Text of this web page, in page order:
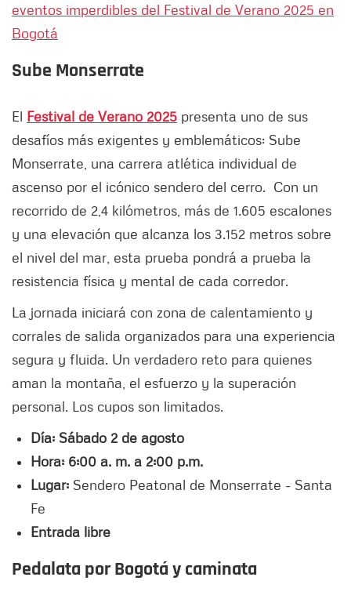
eventos imperdibles del Festival de Verano 2025 en
Bogotá
Sube Monserrate
El Festival de Verano 2025 presenta uno de sus
desafíos más exigentes y emblemáticos: Sube
Monserrate, una carrera atlética individual de
ascenso por el icónico sendero del cerro. Con un
recorrido de 2,4 kilómetros, más de 1.605 escalones
y una elevación que alcanza los 3.152 metros sobre
el nivel del mar, esta prueba pondrá a prueba la
resistencia física y mental de cada corredor.
La jornada iniciará con zona de calentamiento y
corrales de salida organizados para una experiencia
segura y fluida. Un verdadero reto para quienes
aman la montaña, el esfuerzo y la superación
personal. Los cupos son limitados.
Día: Sábado 2 de agosto
Hora: 6:00 a. m. a 2:00 p.m.
Lugar: Sendero Peatonal de Monserrate - Santa
Fe
Entrada libre
Pedalata por Bogotá y caminata